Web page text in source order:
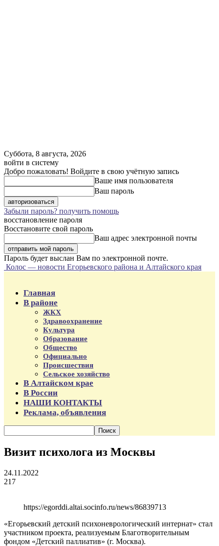
Суббота, 8 августа, 2026
войти в систему
Добро пожаловать! Войдите в свою учётную запись
Ваше имя пользователя
Ваш пароль
Забыли пароль? получить помощь
восстановление пароля
Восстановите свой пароль
Ваш адрес электронной почты
Пароль будет выслан Вам по электронной почте.
Колос — новости Егорьевского района и Алтайского края
Главная
В районе
ЖКХ
Здравоохранение
Культура
Образование
Общество
Официально
Происшествия
Сельское хозяйство
В Алтайском крае
В России
НАШИ КОНТАКТЫ
Реклама, объявления
Визит психолога из Москвы
24.11.2022
217
https://egorddi.altai.socinfo.ru/news/86839713
«Егорьевский детский психоневрологический интернат» стал
участником проекта, реализуемым Благотворительным
фондом «Детский паллиатив» (г. Москва).